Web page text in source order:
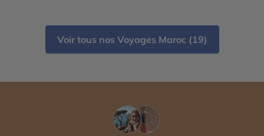
Voir tous nos Voyages Maroc (19)